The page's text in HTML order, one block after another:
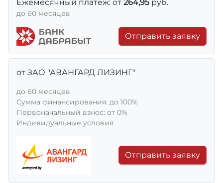
Ежемесячный платеж: от 264,95 руб.
до 60 месяцев
Отправить заявку
от ЗАО "АВАНГАРД ЛИЗИНГ"
до 60 месяцев
Сумма финансирования: до 100%
Первоначальный взнос: от 0%
Индивидуальные условия
Отправить заявку